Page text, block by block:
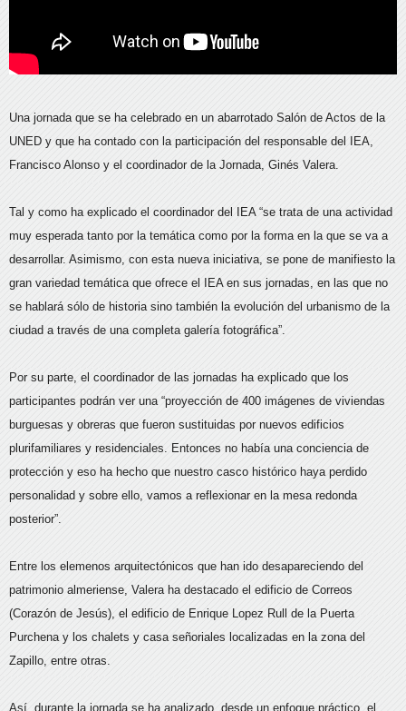
Una jornada que se ha celebrado en un abarrotado Salón de Actos de la
UNED y que ha contado con la participación del responsable del IEA,
Francisco Alonso y el coordinador de la Jornada, Ginés Valera.
Tal y como ha explicado el coordinador del IEA “se trata de una actividad
muy esperada tanto por la temática como por la forma en la que se va a
desarrollar. Asimismo, con esta nueva iniciativa, se pone de manifiesto la
gran variedad temática que ofrece el IEA en sus jornadas, en las que no
se hablará sólo de historia sino también la evolución del urbanismo de la
ciudad a través de una completa galería fotográfica”.
Por su parte, el coordinador de las jornadas ha explicado que los
participantes podrán ver una “proyección de 400 imágenes de viviendas
burguesas y obreras que fueron sustituidas por nuevos edificios
plurifamiliares y residenciales. Entonces no había una conciencia de
protección y eso ha hecho que nuestro casco histórico haya perdido
personalidad y sobre ello, vamos a reflexionar en la mesa redonda
posterior”.
Entre los elemenos arquitectónicos que han ido desapareciendo del
patrimonio almeriense, Valera ha destacado el edificio de Correos
(Corazón de Jesús), el edificio de Enrique Lopez Rull de la Puerta
Purchena y los chalets y casa señoriales localizadas en la zona del
Zapillo, entre otras.
Así, durante la jornada se ha analizado, desde un enfoque práctico, el